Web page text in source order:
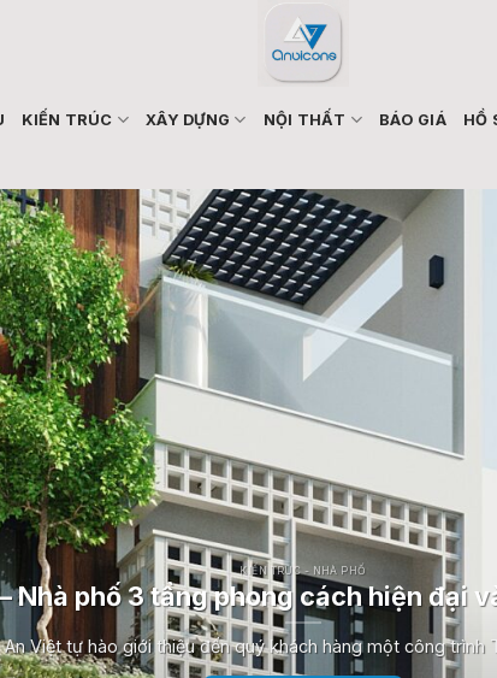
KIẾN TRÚC XÂY DỰNG NỘI THẤT BÁO GIÁ HỒ
KIẾN TRÚC - NHÀ PHỐ
Nhà phố 3 tầng phong cách hiện đại
An Việt tự hào giới thiệu đến quý khách hàng một công trình